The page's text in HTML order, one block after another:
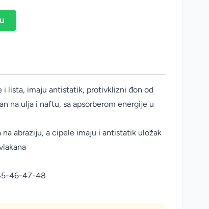
i lista, imaju antistatik, protivklizni đon od
na ulja i naftu, sa apsorberom energije u
abraziju, a cipele imaju i antistatik uložak
46-47-48